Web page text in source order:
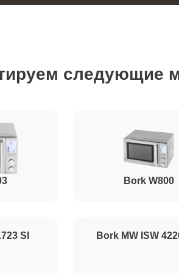
(восстановление)
следующие
Bork W800
SI Bork MW ISW